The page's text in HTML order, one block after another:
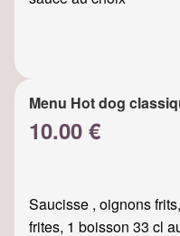
Menu Hot dog
10.00 €
Saucisse , oignons
frites, 1 boisson 33 cl